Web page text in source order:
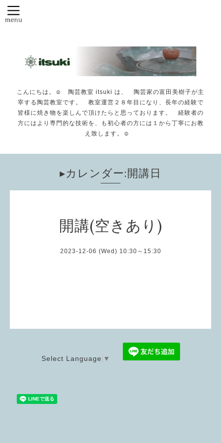
こんにちは。☺️ 陶芸教室 itsuki は、 陶芸家の富田美樹子が主
宰する陶芸教室です。 教室運営２８年目になり、長年の経験で
皆様に焼き物を楽しんで頂けたらと思っております。 経験者の
方にはより専門的な技術を、も初心者の方には１から丁寧にお教
え致します。☺️
▸カレンダー:開講日
開講(空きあり)
2023-12-06 (Wed) 10:30～15:30
Select Language ▼